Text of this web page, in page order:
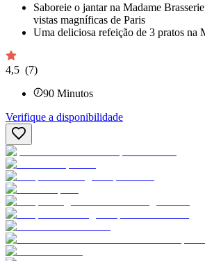
Saboreie o jantar na Madame
vistas magníficas de Paris
Uma deliciosa refeição de 3 pratos na
4,5 (7)
90 Minutos
Verifique a disponibilidade